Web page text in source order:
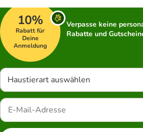
10%
Rabatt für
Deine
Anmeldung
Verpasse keine
Rabatte und
Haustierart auswählen